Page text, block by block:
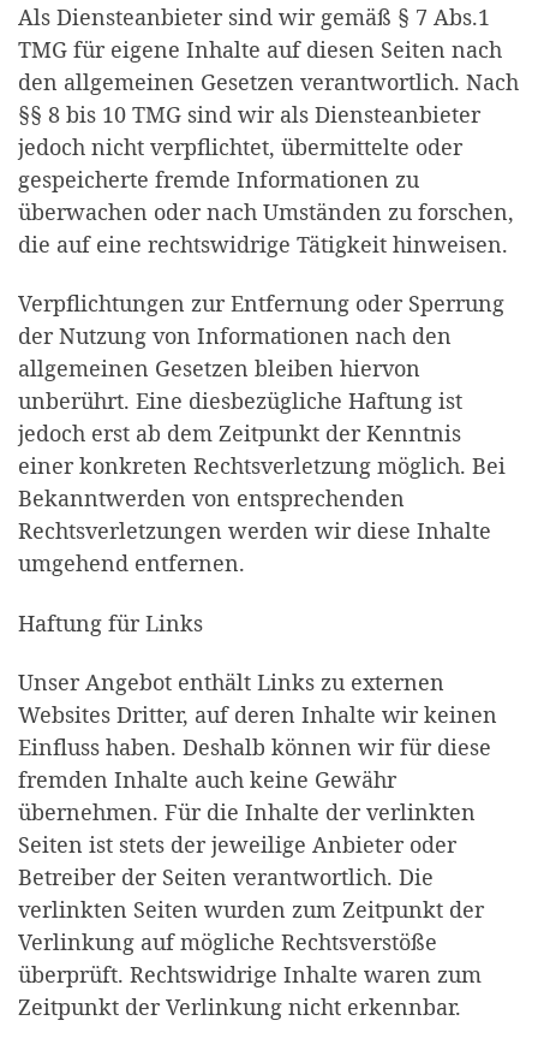
Als Diensteanbieter sind wir gemäß § 7 Abs.1
TMG für eigene Inhalte auf diesen Seiten nach
den allgemeinen Gesetzen verantwortlich. Nach
§§ 8 bis 10 TMG sind wir als Diensteanbieter
jedoch nicht verpflichtet, übermittelte oder
gespeicherte fremde Informationen zu
überwachen oder nach Umständen zu forschen,
die auf eine rechtswidrige Tätigkeit hinweisen.
Verpflichtungen zur Entfernung oder Sperrung
der Nutzung von Informationen nach den
allgemeinen Gesetzen bleiben hiervon
unberührt. Eine diesbezügliche Haftung ist
jedoch erst ab dem Zeitpunkt der Kenntnis
einer konkreten Rechtsverletzung möglich. Bei
Bekanntwerden von entsprechenden
Rechtsverletzungen werden wir diese Inhalte
umgehend entfernen.
Haftung für Links
Unser Angebot enthält Links zu externen
Websites Dritter, auf deren Inhalte wir keinen
Einfluss haben. Deshalb können wir für diese
fremden Inhalte auch keine Gewähr
übernehmen. Für die Inhalte der verlinkten
Seiten ist stets der jeweilige Anbieter oder
Betreiber der Seiten verantwortlich. Die
verlinkten Seiten wurden zum Zeitpunkt der
Verlinkung auf mögliche Rechtsverstöße
überprüft. Rechtswidrige Inhalte waren zum
Zeitpunkt der Verlinkung nicht erkennbar.